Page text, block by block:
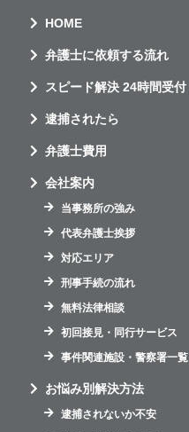
HOME
弁護士に依頼する流れ
スピード解決 24時間受付
逮捕されたら
弁護士費用
会社案内
当事務所の強み
代表弁護士挨拶
対応エリア
刑事手続の流れ
無料法律相談
初回接見・同行サービス
事件関連施設・警察署一覧
お悩み別解決方法
逮捕されないか不安